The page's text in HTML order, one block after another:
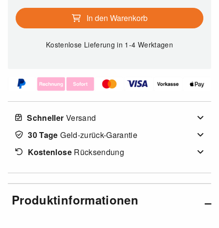
In den Warenkorb
Kostenlose Lieferungin 1-4 Werktagen
Schneller Versand
30 Tage Geld-zurück-Garantie
KostenloseRücksendung
Produktinformationen